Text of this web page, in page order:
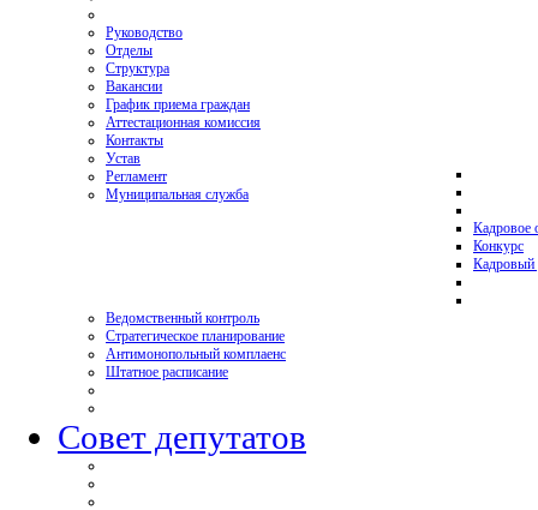
Руководство
Отделы
Структура
Вакансии
График приема граждан
Аттестационная комиссия
Контакты
Устав
Регламент
Муниципальная служба
Кадровое
Конкурс
Кадровый
Ведомственный контроль
Стратегическое планирование
Антимонопольный комплаенс
Штатное расписание
Совет депутатов